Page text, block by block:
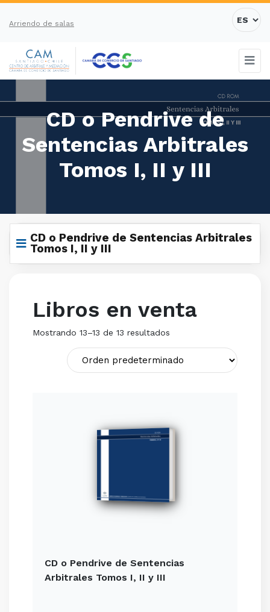
Arriendo de salas
CD o Pendrive de
Sentencias Arbitrales
Tomos I, II y III
CD o Pendrive de Sentencias Arbitrales
Tomos I, II y III
Libros en venta
Mostrando 13–13 de 13 resultados
CD o Pendrive de Sentencias
Arbitrales Tomos I, II y III